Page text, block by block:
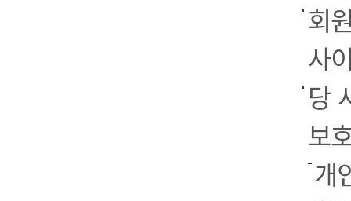
회
사
당
보
개